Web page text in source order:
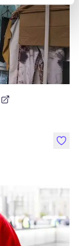
like